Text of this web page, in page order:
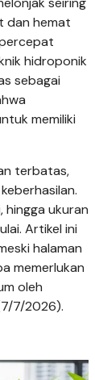
dan hemat
hidroponik
sebagai
memiliki
terbatas,
hingga ukuran
Artikel ini
halaman
memerlukan
oleh
7/2026).